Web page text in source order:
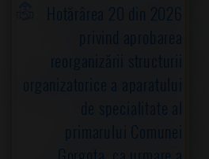
Hotărârea 20 din 2026
privind aprobarea
reorganizării structurii
organizatorice a aparatului
de specialitate al
primarului Comunei